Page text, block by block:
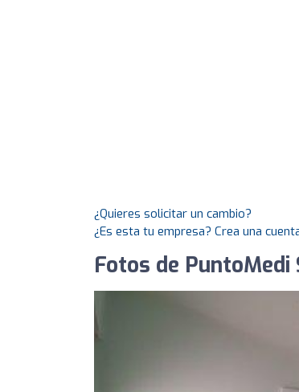
¿Quieres solicitar un cambio?
¿Es esta tu empresa? Crea una
Fotos de PuntoMedi